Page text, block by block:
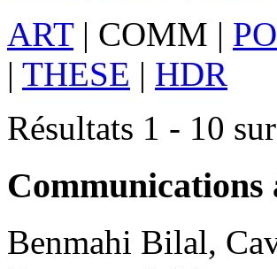
ART| COMM |
| THESE | HDR
Résultats 1 - 10
Communications
Benmahi Bilal,